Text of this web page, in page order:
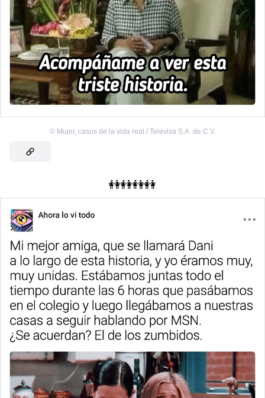
© Mujer, casos de la vida real / Televisa S.A. de C.V.
👭👭👭👭